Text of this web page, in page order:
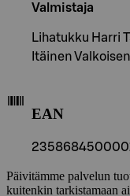
Valmistaja
Lihatukku Harri
Itäinen
EAN
Päivitämme palvelun
kuitenkin tarkistamaan